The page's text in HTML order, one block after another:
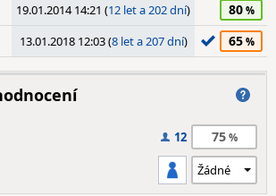
19.01.2014 14:21 (12 let a 202 dní) 80
13.01.2018 12:03 (8 let a 207 dní) 65
12 75